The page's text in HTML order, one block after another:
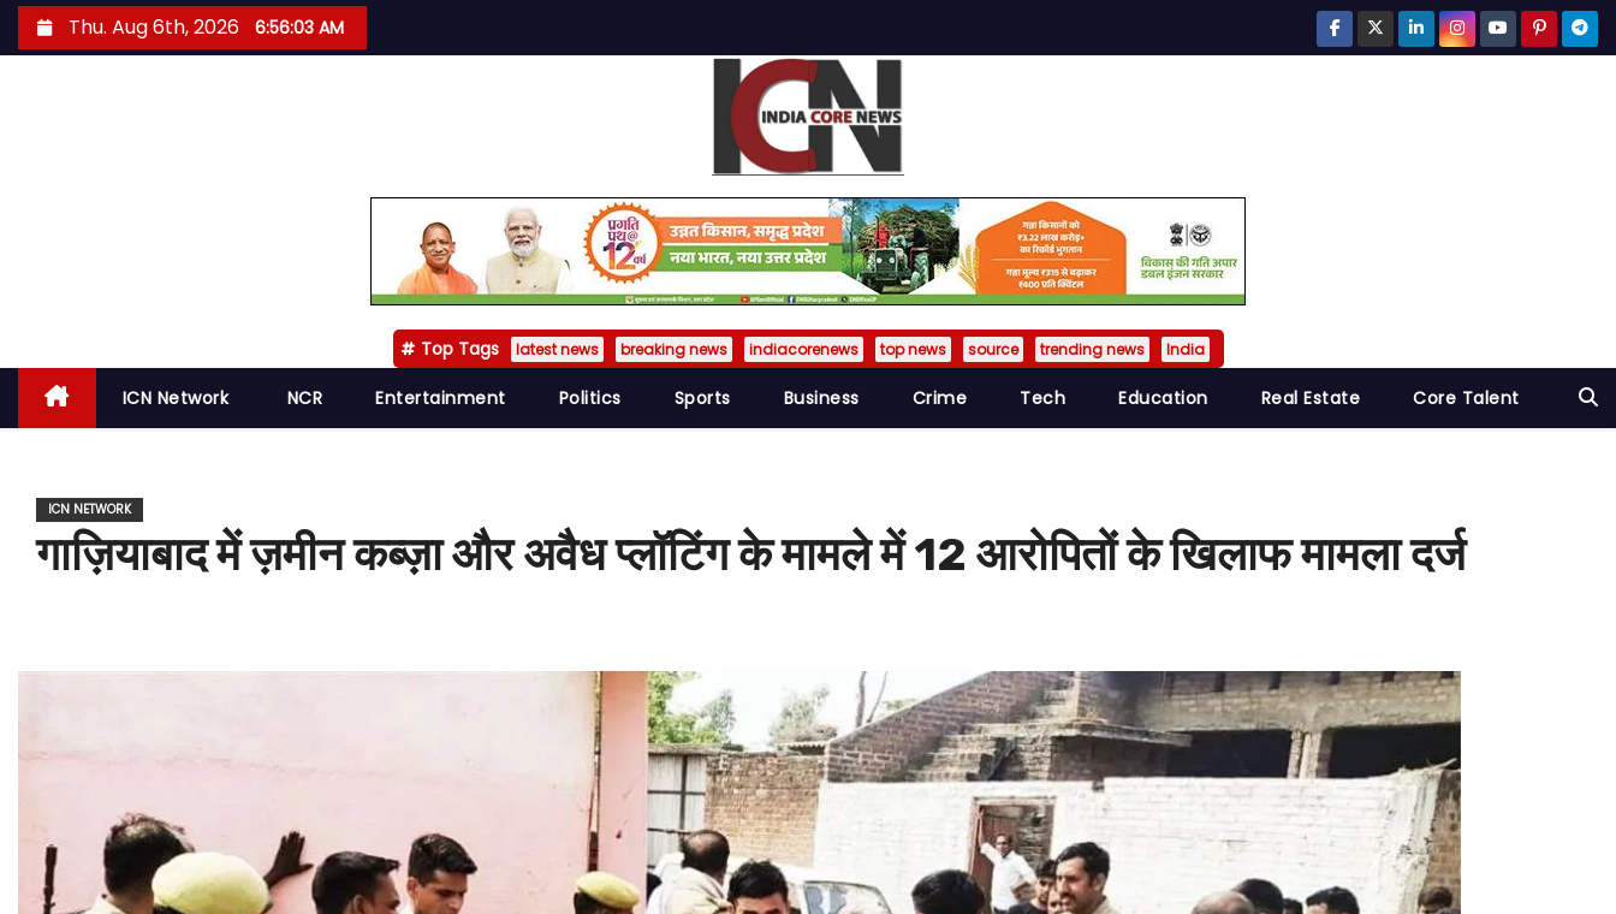
k
Thu. Aug 6th, 2026 6:56:04 AM
Top Tags latest news breaking news indiacorenews top news source trending news India
ICN Network NCR Entertainment Politics Sports Business Crime Tech Education Real Estate Core Talent
ICN NETWORK
गाज़ियाबाद में ज़मीन कब्ज़ा और अवैध प्लॉटिंग के मामले में 12 आरोपितों के खिलाफ मामला दर्ज